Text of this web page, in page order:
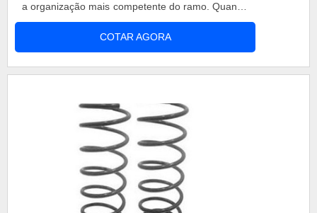
a organização mais competente do ramo. Quando
o quesito é mola de fita para furadeira, na Walb
Molas o cliente receberá proteção com mais de
22 anos de experiência no mercado.UM POUCO
cada cliente uma estrutura com escritório de alta
qualidade onde são realizadas as atividades e
equipamentos de última geração, tudo isso para
oferecer mola de fita para furadeira com
assertividade.Há muitas maneiras eficientes de
uma empresa demonstrar competência,
excelência e destaque em sua área de atuação. A
COTAR AGORA